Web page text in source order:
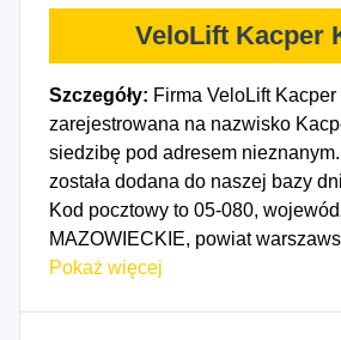
VeloLift Kacper
Szczegóły: Firma VeloLift Kacper
zarejestrowana na nazwisko
siedzibę pod adresem
została dodana do naszej bazy
Kod pocztowy to 05-080,
MAZOWIECKIE, powiat
Numer Identyfikacji Podatkowej
Pokaż więcej